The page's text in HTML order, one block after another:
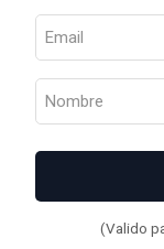
(Valido